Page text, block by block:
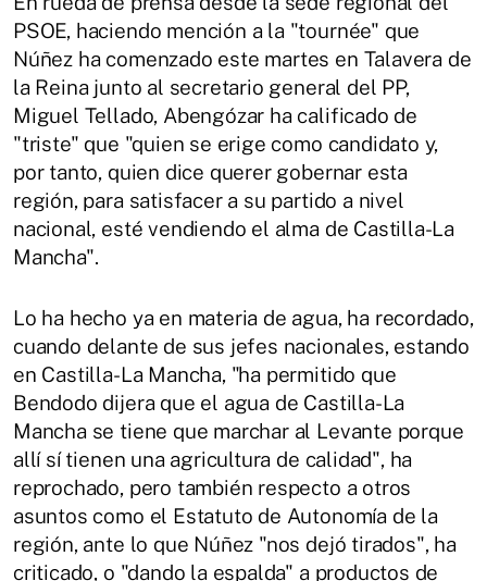
PSOE, haciendo mención a la "tournée" que
Núñez ha comenzado este martes en Talavera de
la Reina junto al secretario general del PP,
Miguel Tellado, Abengózar ha calificado de
"triste" que "quien se erige como candidato y,
por tanto, quien dice querer gobernar esta
región, para satisfacer a su partido a nivel
nacional, esté vendiendo el alma de Castilla-La
Mancha".
Lo ha hecho ya en materia de agua, ha recordado,
cuando delante de sus jefes nacionales, estando
en Castilla-La Mancha, "ha permitido que
Bendodo dijera que el agua de Castilla-La
Mancha se tiene que marchar al Levante porque
allí sí tienen una agricultura de calidad", ha
reprochado, pero también respecto a otros
asuntos como el Estatuto de Autonomía de la
región, ante lo que Núñez "nos dejó tirados", ha
criticado, o "dando la espalda" a productos de